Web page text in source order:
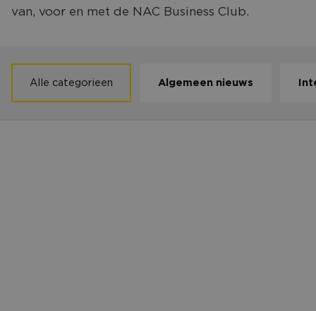
AGENDA
FOTO'S & VIDEO'S
van, voor en met de NAC Business Club.
Alle categorieen Algemeen nieuws